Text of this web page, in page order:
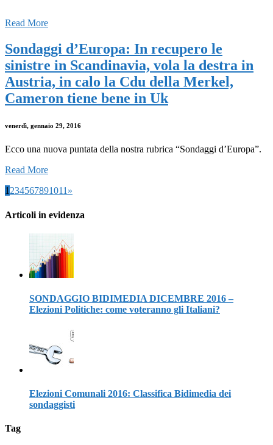
Read More
Sondaggi d’Europa: In recupero le
sinistre in Scandinavia, vola la destra in
Austria, in calo la Cdu della Merkel,
Cameron tiene bene in Uk
venerdì, gennaio 29, 2016
Ecco una nuova puntata della nostra rubrica “Sondaggi d’Europa”.
Read More
1234567891011»
Articoli in evidenza
SONDAGGIO BIDIMEDIA DICEMBRE 2016 –
Elezioni Politiche: come voteranno gli Italiani?
Elezioni Comunali 2016: Classifica Bidimedia dei
sondaggisti
Tag